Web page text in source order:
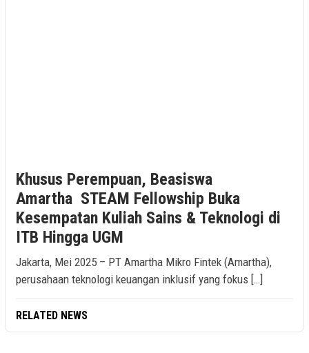
Khusus Perempuan, Beasiswa
Amartha STEAM Fellowship Buka
Kesempatan Kuliah Sains & Teknologi di
ITB Hingga UGM
Jakarta, Mei 2025 – PT Amartha Mikro Fintek (Amartha),
perusahaan teknologi keuangan inklusif yang fokus […]
RELATED NEWS